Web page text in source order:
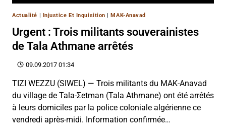
Actualité | Injustice Et Inquisition |MAK-Anavad
Urgent : Trois militants souverainistes
de Tala Athmane arrêtés
09.09.2017 01:34
TIZI WEZZU (SIWEL) — Trois militants du MAK-Anavad
du village de Tala-Σetman (Tala Athmane) ont été arrêtés
à leurs domiciles par la police coloniale algérienne ce
vendredi après-midi. Information confirmée…